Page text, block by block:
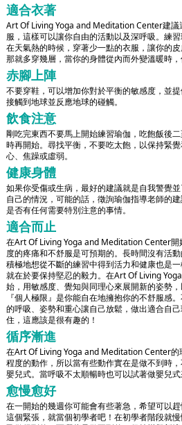
適合衣著
Art Of Living Yoga and Meditation Center建議
服，這樣可以讓你自由的活動以及深呼吸。練
在天氣熱的時候，穿著少一點的衣服，讓你的
那就多穿幾層，當你的身體從內而外變溫暖時，
赤腳上陣
不要穿鞋，可以增加你對於平衡的敏感度，並
接觸到地球並反應地球的碰觸。
飲食注意
剛吃完東西不要馬上開始練習瑜伽，吃飽飯後
時再開始。尋找平衡，不要吃太飽，以保持緊
心、焦躁或虛弱。
健康身體
如果你受傷或生病，最好的建議就是自我警覺
自己的情況，可能的話，徵詢瑜伽指導老師的
是否有任何需要特別注意的事情。
適合而止
在Art Of Living Yoga and Meditation Center開
度的疼痛和不舒服是可預期的。長時間沒有活
積極地想從不斷的練習中得到活力和健康也是
就在於要保持堅忍的毅力。在Art Of Living
始，用敏感度、覺知與同理心來展開新的姿勢
『個人極限』是你能自在地擁抱你的不舒服感
的呼吸、姿勢和重心讓自己放鬆，做出適合自
住，這應該是很有趣的！
循序漸進
在Art Of Living Yoga and Meditation Center的
程度的動作，所以當有些動作實在是做不到時
嬰兒式。當呼吸不太順暢時也可以試著做嬰兒式
愈慢愈好
在一開始的幾週你可能會有些著急，希望可以
這個緊張，就當個初學者吧！在初學者階段就